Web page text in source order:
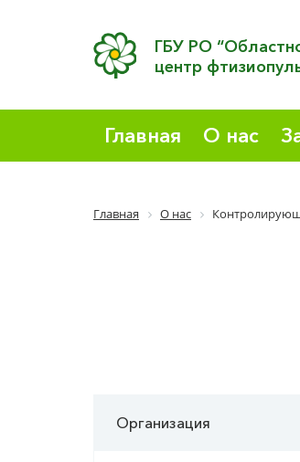
ГБУ РО
центр
Главная О нас
Главная О нас
Организация